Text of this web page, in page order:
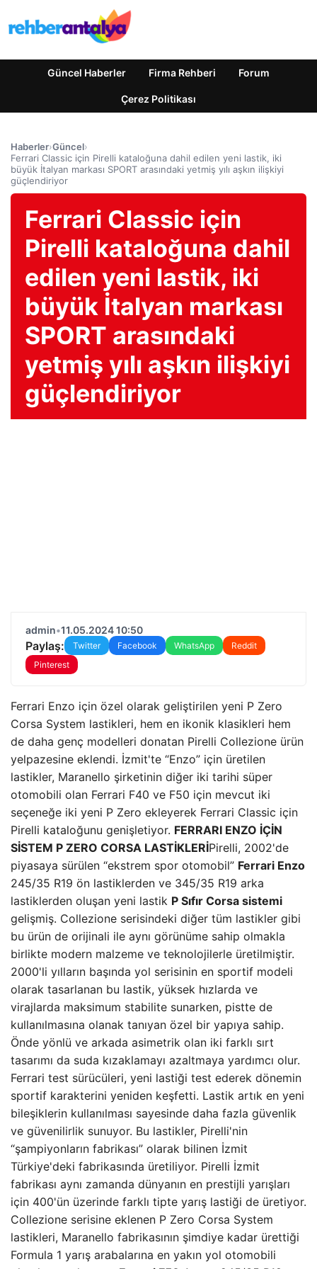
Güncel Haberler Firma Rehberi Forum
Çerez Politikası
Haberler›Güncel›
Ferrari Classic için Pirelli kataloğuna dahil edilen yeni lastik, iki
büyük İtalyan markası SPORT arasındaki yetmiş yılı aşkın ilişkiyi
güçlendiriyor
Ferrari Classic için
Pirelli kataloğuna dahil
edilen yeni lastik, iki
büyük İtalyan markası
SPORT arasındaki
yetmiş yılı aşkın ilişkiyi
güçlendiriyor
admin•11.05.2024 10:50
Paylaş: Twitter Facebook WhatsApp
Reddit
Pinterest
Ferrari Enzo için özel olarak geliştirilen yeni P Zero
Corsa System lastikleri, hem en ikonik klasikleri hem
de daha genç modelleri donatan Pirelli Collezione ürün
yelpazesine eklendi. İzmit'te “Enzo” için üretilen
lastikler, Maranello şirketinin diğer iki tarihi süper
otomobili olan Ferrari F40 ve F50 için mevcut iki
seçeneğe iki yeni P Zero ekleyerek Ferrari Classic için
Pirelli kataloğunu genişletiyor. FERRARI ENZO İÇİN
SİSTEM P ZERO CORSA LASTİKLERİPirelli, 2002'de
piyasaya sürülen “ekstrem spor otomobil” Ferrari Enzo
245/35 R19 ön lastiklerden ve 345/35 R19 arka
lastiklerden oluşan yeni lastik P Sıfır Corsa sistemi
gelişmiş. Collezione serisindeki diğer tüm lastikler gibi
bu ürün de orijinali ile aynı görünüme sahip olmakla
birlikte modern malzeme ve teknolojilerle üretilmiştir.
2000'li yılların başında yol serisinin en sportif modeli
olarak tasarlanan bu lastik, yüksek hızlarda ve
virajlarda maksimum stabilite sunarken, pistte de
kullanılmasına olanak tanıyan özel bir yapıya sahip.
Önde yönlü ve arkada asimetrik olan iki farklı sırt
tasarımı da suda kızaklamayı azaltmaya yardımcı olur.
Ferrari test sürücüleri, yeni lastiği test ederek dönemin
sportif karakterini yeniden keşfetti. Lastik artık en yeni
bileşiklerin kullanılması sayesinde daha fazla güvenlik
ve güvenilirlik sunuyor. Bu lastikler, Pirelli'nin
“şampiyonların fabrikası” olarak bilinen İzmit
Türkiye'deki fabrikasında üretiliyor. Pirelli İzmit
fabrikası aynı zamanda dünyanın en prestijli yarışları
için 400'ün üzerinde farklı tipte yarış lastiği de üretiyor.
Collezione serisine eklenen P Zero Corsa System
lastikleri, Maranello fabrikasının şimdiye kadar ürettiği
Formula 1 yarış arabalarına en yakın yol otomobili